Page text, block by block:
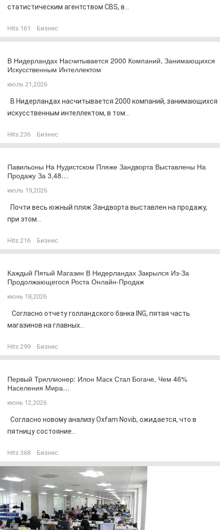
статистическим агентством CBS, в...
Hits:161 Бизнес
В Нидерландах Насчитывается 2000 Компаний, Занимающихся
Искусственным Интеллектом
июль 21,2026
В Нидерландах насчитывается 2000 компаний, занимающихся
искусственным интеллектом, в том...
Hits:236 Бизнес
Павильоны На Нудистском Пляже Зандворта Выставлены На
Продажу За 3,48…
июль 19,2026
Почти весь южный пляж Зандворта выставлен на продажу,
при этом...
Hits:216 Бизнес
Каждый Пятый Магазин В Нидерландах Закрылся Из-За
Продолжающегося Роста Онлайн-Продаж
июнь 18,2026
Согласно отчету голландского банка ING, пятая часть
магазинов на главных...
Hits:299 Бизнес
Первый Триллионер: Илон Маск Стал Богаче, Чем 46%
Населения Мира…
июнь 12,2026
Согласно новому анализу Oxfam Novib, ожидается, что в
пятницу состояние...
Hits:368 Бизнес